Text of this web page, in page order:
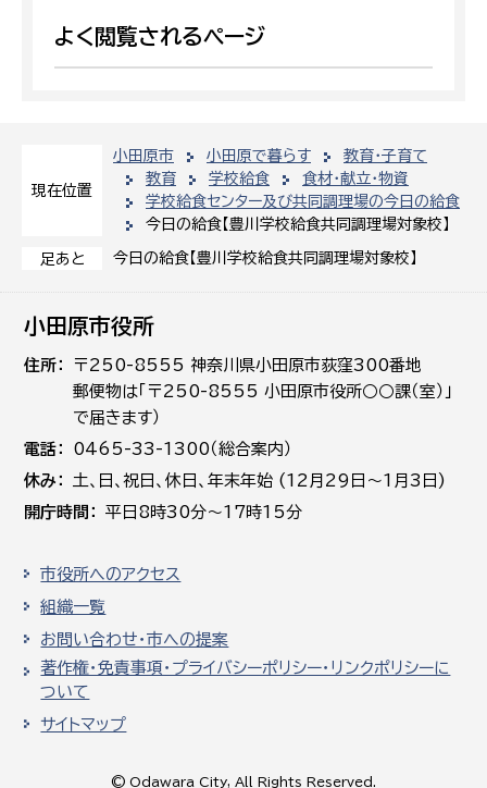
現在位置
小田原市 小田原で暮らす
教育・子育て
教育
学校給食
食材・献立・物資
学校給食センター及び共同調理場の今日の給食
今日の給食【豊川学校給食共同調理場対象校】
足あと 今日の給食【豊川学校給食共同調理場対象校】
よく閲覧されるページ
小田原市役所
住所
〒250-8555 神奈川県小田原市荻窪300番地
郵便物は「〒250-8555 小田原市役所○○課（室）」
で届きます）
電話
0465-33-1300（総合案内）
休み
土､日､祝日、休日、年末年始 (12月29日～1月3日)
開庁時間
平日8時30分～17時15分
市役所へのアクセス
組織一覧
お問い合わせ・市への提案
著作権・免責事項・プライバシーポリシー・リンクポリシーに
ついて
サイトマップ
© Odawara City, All Rights Reserved.